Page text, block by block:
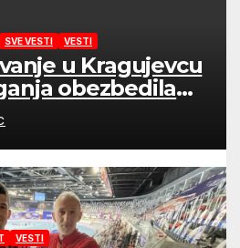
SVE VESTI VESTI
u Kragujevcu
obezbedila
VESTI